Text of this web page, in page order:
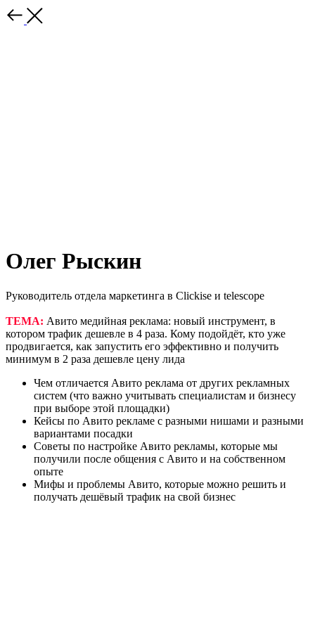
Олег Рыскин
Руководитель отдела маркетинга в Clickise и telescope
ТЕМА: Авито медийная реклама: новый инструмент, в
котором трафик дешевле в 4 раза. Кому подойдёт, кто уже
продвигается, как запустить его эффективно и получить
минимум в 2 раза дешевле цену лида
Чем отличается Авито реклама от других рекламных
систем (что важно учитывать специалистам и бизнесу
при выборе этой площадки)
Кейсы по Авито рекламе с разными нишами и разными
вариантами посадки
Советы по настройке Авито рекламы, которые мы
получили после общения с Авито и на собственном
опыте
Мифы и проблемы Авито, которые можно решить и
получать дешёвый трафик на свой бизнес